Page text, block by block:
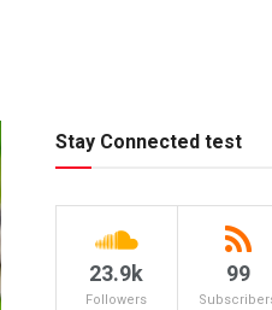
Stay Connected test
23.9k
Followers
99